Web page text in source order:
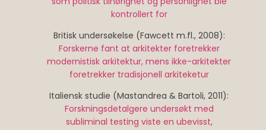
kontrollert for
Britisk undersøkelse (Fawcett m.fl., 2008):
Forskerne fant at arkitekter foretrekker
modernistisk arkitektur, mens ikke-arkitekter
foretrekker tradisjonell arkiteketur
Italiensk studie (Mastandrea & Bartoli, 2011):
Forskningsdetalgere undersøkt med
subliminal testing viste en ubevisst,